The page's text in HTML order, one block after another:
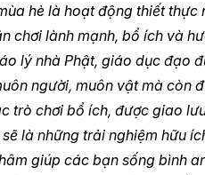
hè là hoạt động thiết thực
chơi lành mạnh, bổ ích và
lý nhà Phật, giáo dục đạo
người, muôn vật mà còn
trò chơi bổ ích, được giao
là những trải nghiệm hữu
giúp các bạn sống bình